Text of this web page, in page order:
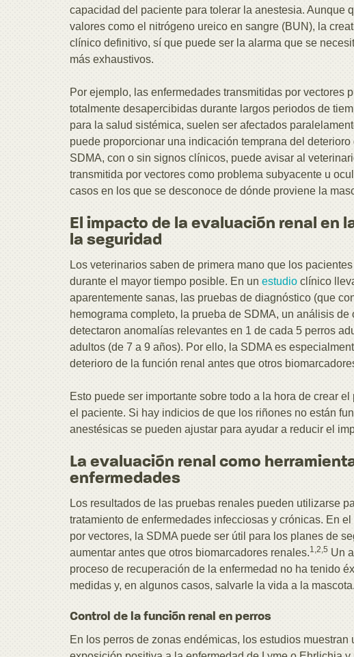
capacidad del paciente para tolerar la anestesia. Aunque
valores como el nitrógeno ureico en sangre (BUN), la
clínico definitivo, sí que puede ser la alarma que se
más exhaustivos.
Por ejemplo, las enfermedades transmitidas por vectores
totalmente desapercibidas durante largos periodos de
para la salud sistémica, suelen ser afectados
puede proporcionar una indicación temprana del
SDMA, con o sin signos clínicos, puede avisar al
transmitida por vectores como problema subyacente u
casos en los que se desconoce de dónde proviene la
El impacto de la evaluación renal en
la seguridad
Los veterinarios saben de primera mano que los
durante el mayor tiempo posible. En un estudio clínico
aparentemente sanas, las pruebas de diagnóstico (que
hemograma completo, la prueba de SDMA, un análisis
detectaron anomalías relevantes en 1 de cada 5 perros
adultos (de 7 a 9 años). Por ello, la SDMA es
deterioro de la función renal antes que otros
Esto puede ser importante sobre todo a la hora de crear
el paciente. Si hay indicios de que los riñones no están
anestésicas se pueden ajustar para ayudar a reducir el
La evaluación renal como
enfermedades
Los resultados de las pruebas renales pueden utilizarse
tratamiento de enfermedades infecciosas y crónicas. En
por vectores, la SDMA puede ser útil para los planes de
aumentar antes que otros biomarcadores renales.1,2,5 Un
proceso de recuperación de la enfermedad no ha tenido
medidas y, en algunos casos, salvarle la vida a la mascota.
Control de la función renal en perros
En los perros de zonas endémicas, los estudios